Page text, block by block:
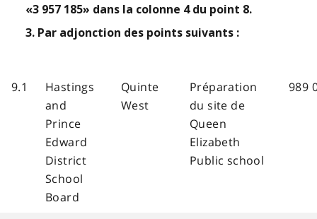
«3 957 185» dans la colonne 4 du point 8.
3. Par adjonction des points suivants :
9.1
Hastings
and
Prince
Edward
District
School
Board
Quinte
West
Préparation
du site de
Queen
Elizabeth
Public school
989